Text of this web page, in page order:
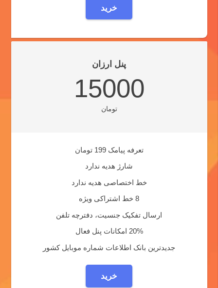
خرید
پنل ارزان
15000
تومان
تعرفه پیامک 199 تومان
شارژ هدیه ندارد
خط اختصاصی هدیه ندارد
8 خط اشتراکی ویژه
ارسال تفکیک جنسیت، دفترچه تلفن
20% امکانات پنل فعال
جدیدترین بانک اطلاعات شماره موبایل کشور
خرید